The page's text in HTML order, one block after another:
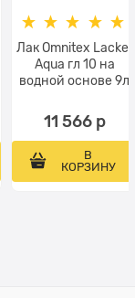
Лак Omnitex Lacker
Aqua гл 10 на
водной основе 9л
11 566 р
В
КОРЗИНУ